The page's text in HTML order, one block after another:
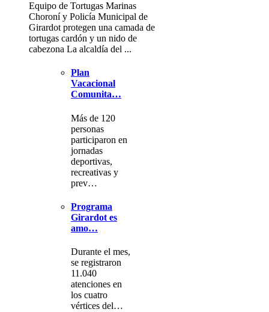
Equipo de Tortugas Marinas
Choroní y Policía Municipal de
Girardot protegen una camada de
tortugas cardón y un nido de
cabezona La alcaldía del ...
Plan
Vacacional
Comunita…
Más de 120
personas
participaron en
jornadas
deportivas,
recreativas y
prev…
Programa
Girardot es
amo…
Durante el mes,
se registraron
11.040
atenciones en
los cuatro
vértices del…